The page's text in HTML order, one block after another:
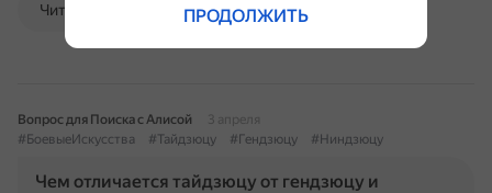
Читать далее
Вопрос для Поиска с Алисой
3 апреля
#БоевыеИскусства
#Тайдзюцу #Гендзюцу #Ниндзюцу
Чем отличается тайдзюцу от гендзюцу и
ПРОДОЛЖИТЬ